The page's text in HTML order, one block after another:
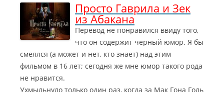
Просто Гаврила и Зек
из Абакана
Перевод не понравился ввиду того,
что он содержит чёрный юмор. Я бы
смеялся (а может и нет, кто знает) над этим
фильмом в 16 лет; сегодня же мне юмор такого рода
не нравится.
Ухмыльнуло только один раз, когда за Мак Гона Голь